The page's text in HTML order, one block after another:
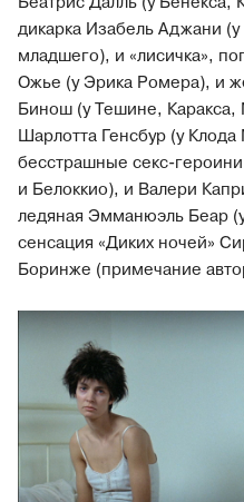
дикарка Изабель Аджани
младшего), и «лисичка»,
Ожье (у Эрика Ромера), и
Бинош (у Тешине,
Шарлотта Генсбур (у
бесстрашные секс-
и Белоккио), и Валери
ледяная Эмманюэль Беар
сенсация «Диких ночей»
Боринже (примечание